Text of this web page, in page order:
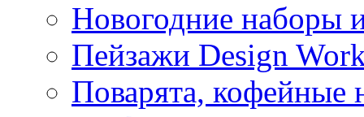
Новогодние наборы
Пейзажи Design
Поварята, кофейные